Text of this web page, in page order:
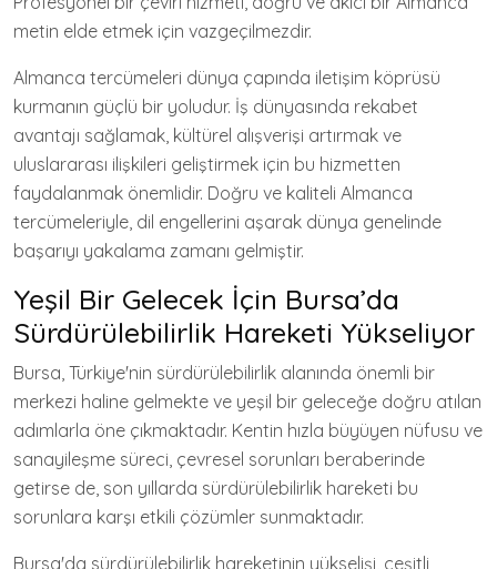
metin elde etmek için vazgeçilmezdir.
Almanca tercümeleri dünya çapında iletişim köprüsü
kurmanın güçlü bir yoludur. İş dünyasında rekabet
avantajı sağlamak, kültürel alışverişi artırmak ve
uluslararası ilişkileri geliştirmek için bu hizmetten
faydalanmak önemlidir. Doğru ve kaliteli Almanca
tercümeleriyle, dil engellerini aşarak dünya genelinde
başarıyı yakalama zamanı gelmiştir.
Yeşil Bir Gelecek İçin Bursa’da
Sürdürülebilirlik Hareketi Yükseliyor
Bursa, Türkiye'nin sürdürülebilirlik alanında önemli bir
merkezi haline gelmekte ve yeşil bir geleceğe doğru atılan
adımlarla öne çıkmaktadır. Kentin hızla büyüyen nüfusu ve
sanayileşme süreci, çevresel sorunları beraberinde
getirse de, son yıllarda sürdürülebilirlik hareketi bu
sorunlara karşı etkili çözümler sunmaktadır.
Bursa'da sürdürülebilirlik hareketinin yükselişi, çeşitli